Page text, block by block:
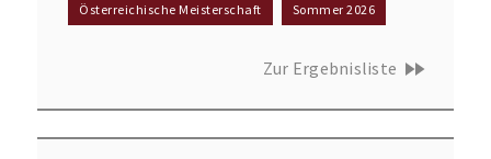
Österreichische Meisterschaft Sommer 2026
Zur Ergebnisliste fast_forward